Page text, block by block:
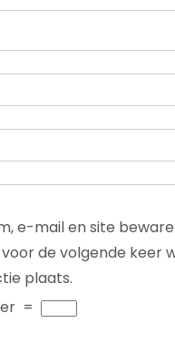
e-mail en site
de volgende keer
plaats.
=